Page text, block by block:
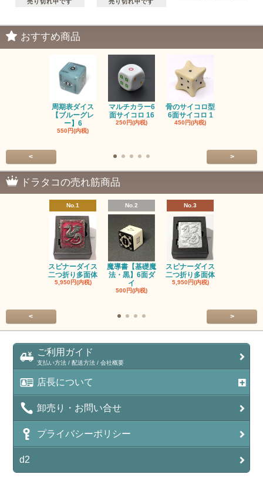
売り切れ中です
売り切れ中です
おすすめ商品
周期表ダイス
【ブルーグレ
ー】6
550円(内税)
マルチカラー6
面サイコロ 16
250円(内税)
骨のサイコロ型
6面サイコロ 1
450円(内税)
< >
ドラタコの売れ筋商品
No.1
スピナーダイス
二つ折り多面体
5,950円(内税)
No.2
魔導書【基礎魔
法・黒】6面ダ
イ
500円(内税)
No.3
スピナーダイス
二つ折り多面体
5,950円(内税)
< >
ご利用ガイド
支払い方法 / 配送方法 / 会社概要
店長について
卸売り・お問い合せ
プライバシーポリシー
d2